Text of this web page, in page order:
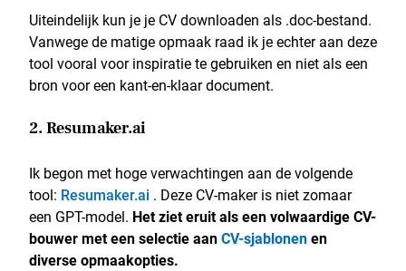
Uiteindelijk kun je je CV downloaden als .doc-bestand.
Vanwege de matige opmaak raad ik je echter aan deze
tool vooral voor inspiratie te gebruiken en niet als een
bron voor een kant-en-klaar document.
2. Resumaker.ai
Ik begon met hoge verwachtingen aan de volgende
tool: Resumaker.ai . Deze CV-maker is niet zomaar
een GPT-model. Het ziet eruit als een volwaardige CV-
bouwer met een selectie aanCV-sjablonenen
diverse opmaakopties.